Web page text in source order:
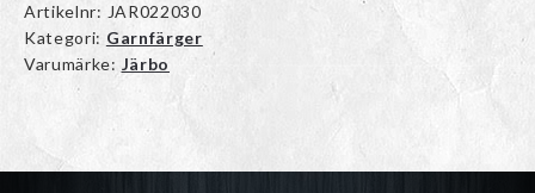
Artikelnr: JAR022030
Kategori: Garnfärger
Varumärke: Järbo